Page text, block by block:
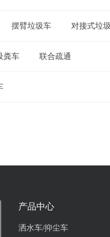
摆臂垃圾车 对接式垃
粪车 联合疏通
产品中心
洒水车/抑尘车